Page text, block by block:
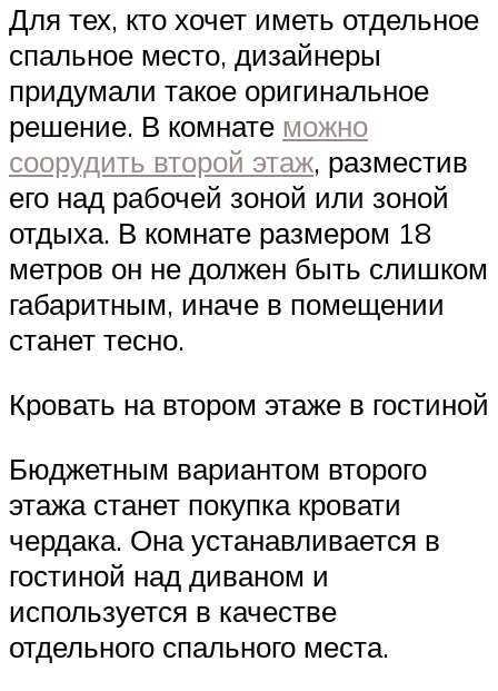
Для тех, кто хочет иметь отдельное
спальное место, дизайнеры
придумали такое оригинальное
решение. В комнате можно
соорудить второй этаж, разместив
его над рабочей зоной или зоной
отдыха. В комнате размером 18
метров он не должен быть слишком
габаритным, иначе в помещении
станет тесно.
Кровать на втором этаже в гостиной
Бюджетным вариантом второго
этажа станет покупка кровати
чердака. Она устанавливается в
гостиной над диваном и
используется в качестве
отдельного спального места.